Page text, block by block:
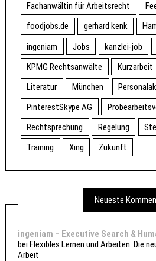
Fachanwältin für Arbeitsrecht
foodjobs.de
gerhard kenk
ingeniam
Jobs kanzlei-job
KPMG Rechtsanwälte
Kurzarbeit
Literatur
München
PinterestSkype AG
Rechtsprechung
Regelung
Training
Xing Zukunft
Neueste
ingeniam – Executive Search &
beiFlexibles Lernen und Arbeiten: Die
Arbeit